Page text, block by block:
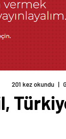
201 kez okundu |